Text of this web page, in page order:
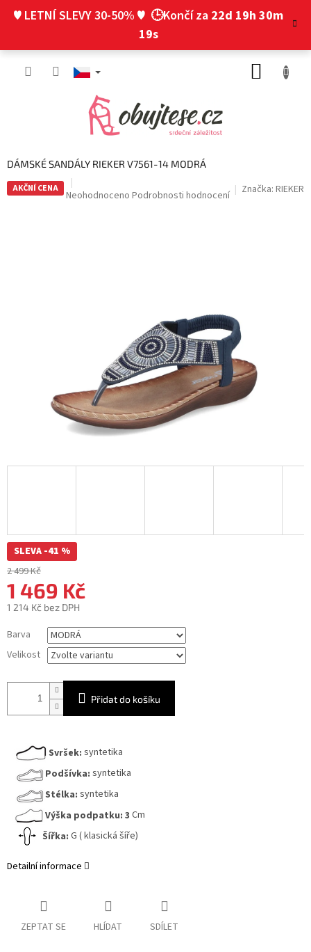
♥ LETNÍ SLEVY 30-50% ♥ 🕒Končí za 22d 19h 30m
18s
DÁMSKÉ SANDÁLY RIEKER V7561-14 MODRÁ
AKČNÍ CENA
Průměrné
Neohodnoceno Podrobnosti hodnocení Značka: RIEKER
SLEVA -41 %
2 499 Kč
1 469 Kč
1 214 Kč bez DPH
cena:
Barva
Velikost
Přidat do košíku
Svršek: syntetika
Podšívka: syntetika
Stélka: syntetika
Výška podpatku: 3 Cm
Šířka: G ( klasická šíře)
Detailní informace
ZEPTAT SE HLÍDAT SDÍLET